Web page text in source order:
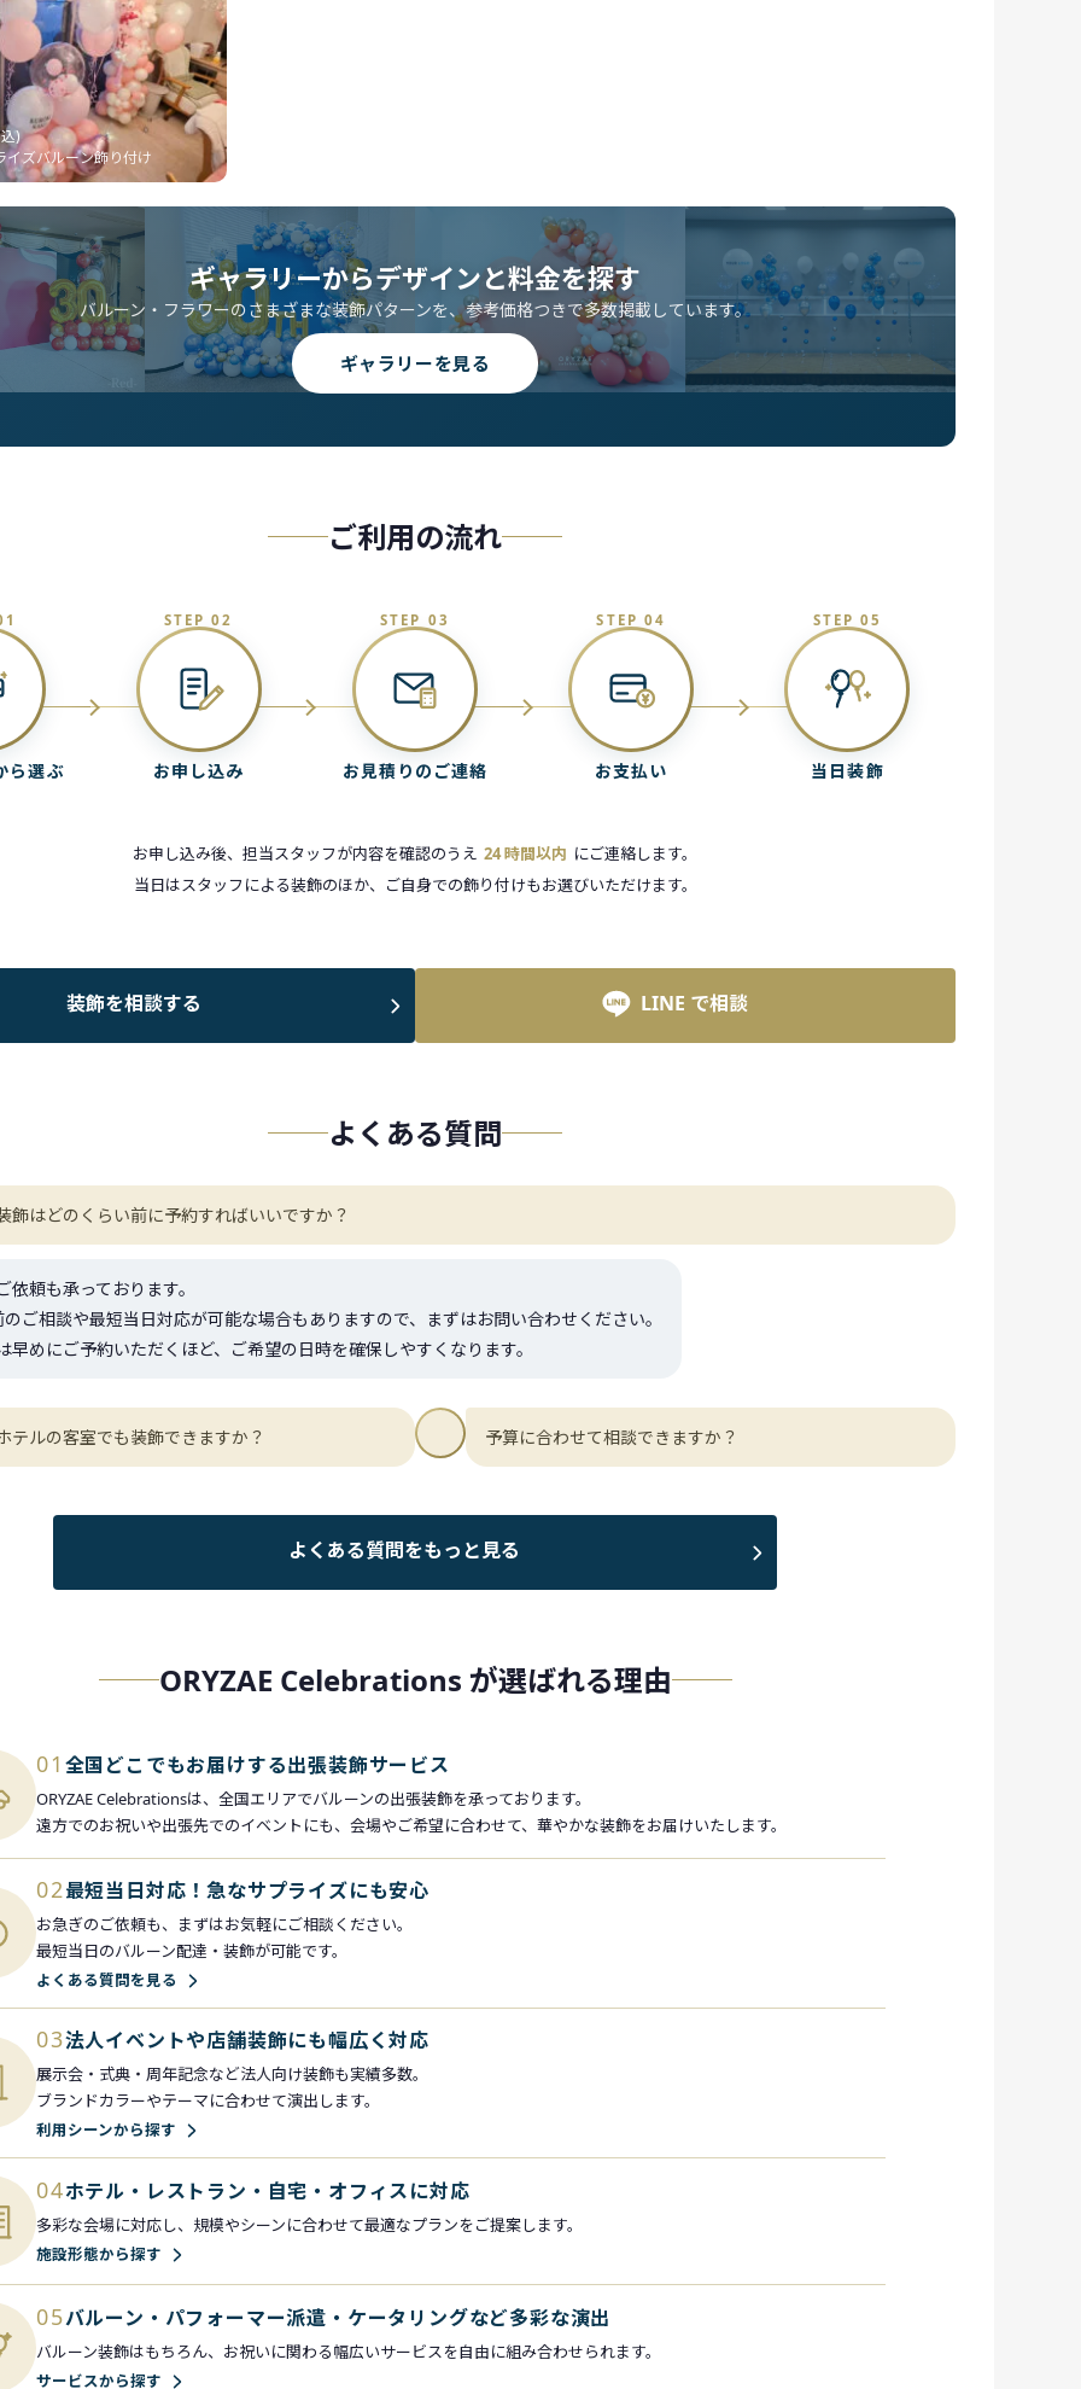
)
イズバルーン飾り付け
ギャラリーからデザインと料金を探す
バルーン・フラワーのさまざまな装飾パターンを、参考価格つきで多数掲載しています。
ギャラリーを見る
ご利用の流れ
ら選ぶ
STEP 02
お申し込み
STEP 03
お見積りのご連絡
STEP 04
お支払い
STEP 05
当日装飾
お申し込み後、担当スタッフが内容を確認のうえ 24 時間以内 にご連絡します。
当日はスタッフによる装飾のほか、ご自身での飾り付けもお選びいただけます。
装飾を相談する LINE で相談
よくある質問
飾はどのくらい前に予約すればいいですか？
依頼も承っております。
ご相談や最短当日対応が可能な場合もありますので、まずはお問い合わせください。
早めにご予約いただくほど、ご希望の日時を確保しやすくなります。
テルの客室でも装飾できますか？ 予算に合わせて相談できますか？
よくある質問をもっと見る
ORYZAE Celebrations が選ばれる理由
01 全国どこでもお届けする出張装飾サービス
ORYZAE Celebrationsは、全国エリアでバルーンの出張装飾を承っております。
遠方でのお祝いや出張先でのイベントにも、会場やご希望に合わせて、華やかな装飾をお届けいたします。
02最短当日対応！急なサプライズにも安心
お急ぎのご依頼も、まずはお気軽にご相談ください。
最短当日のバルーン配達・装飾が可能です。
よくある質問を見る
03法人イベントや店舗装飾にも幅広く対応
展示会・式典・周年記念など法人向け装飾も実績多数。
ブランドカラーやテーマに合わせて演出します。
利用シーンから探す
04ホテル・レストラン・自宅・オフィスに対応
多彩な会場に対応し、規模やシーンに合わせて最適なプランをご提案します。
施設形態から探す
05バルーン・パフォーマー派遣・ケータリングなど多彩な演出
バルーン装飾はもちろん、お祝いに関わる幅広いサービスを自由に組み合わせられます。
サービスから探す